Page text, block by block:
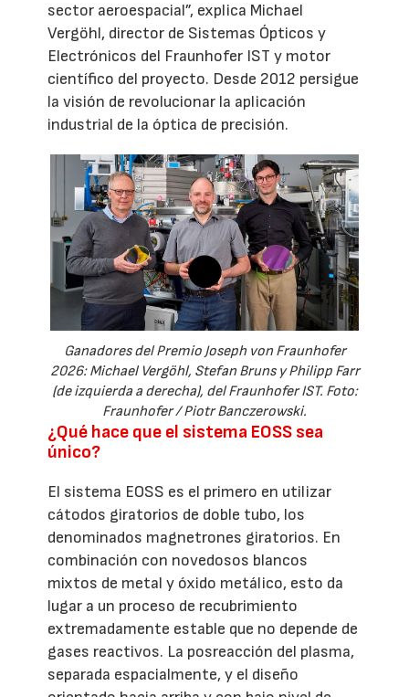
sector aeroespacial”, explica Michael
Vergöhl, director de Sistemas Ópticos y
Electrónicos del Fraunhofer IST y motor
científico del proyecto. Desde 2012 persigue
la visión de revolucionar la aplicación
industrial de la óptica de precisión.
Ganadores del Premio Joseph von Fraunhofer
2026: Michael Vergöhl, Stefan Bruns y Philipp Farr
(de izquierda a derecha), del Fraunhofer IST. Foto:
Fraunhofer / Piotr Banczerowski.
¿Qué hace que el sistema EOSS sea
único?
El sistema EOSS es el primero en utilizar
cátodos giratorios de doble tubo, los
denominados magnetrones giratorios. En
combinación con novedosos blancos
mixtos de metal y óxido metálico, esto da
lugar a un proceso de recubrimiento
extremadamente estable que no depende de
gases reactivos. La posreacción del plasma,
separada espacialmente, y el diseño